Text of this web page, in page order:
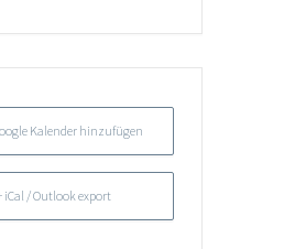
Kalender hinzufügen
iCal / Outlook export